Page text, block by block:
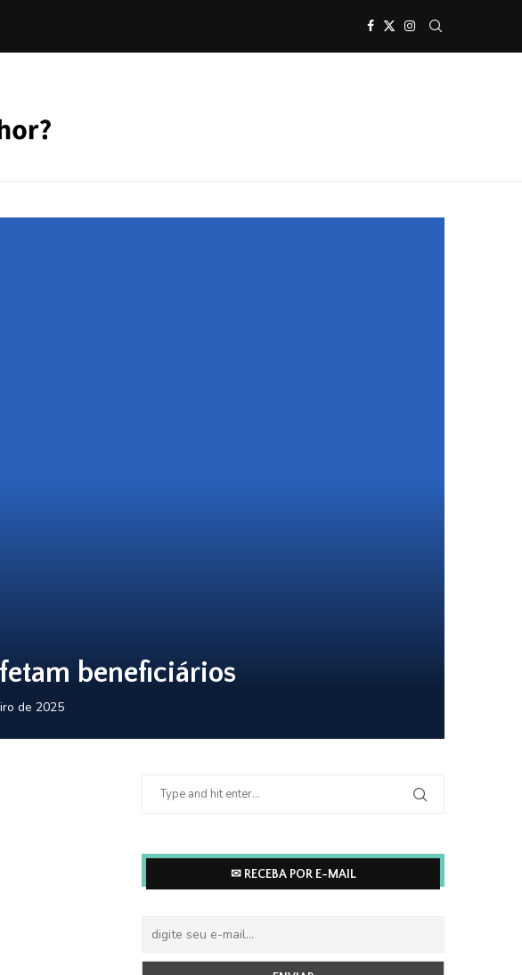
beneficiários
de 2025
✉ RECEBA POR E-MAIL